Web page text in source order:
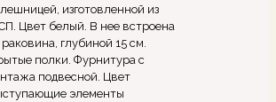
изготовленной из
Цвет белый. В нее встроена
глубиной 15 см.
полки. Фурнитура с
подвесной. Цвет
элементы